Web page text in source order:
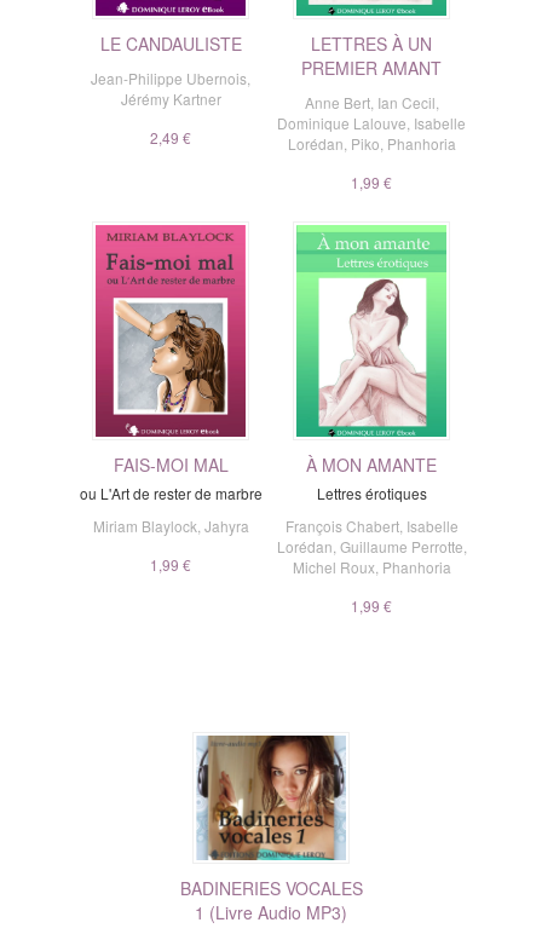
LE CANDAULISTE
Jean-Philippe Ubernois
Jérémy Kartner
2,49 €
LETTRES À UN
PREMIER AMANT
Anne Bert, Ian Cecil
Dominique Lalouve Isabelle
Lorédan Piko Phanhoria
1,99 €
FAIS-MOI MAL
ou L'Art de rester de marbre
Miriam Blaylock Jahyra
1,99 €
À MON AMANTE
Lettres érotiques
François Chabert, Isabelle
Lorédan Guillaume Perrotte
Michel Roux Phanhoria
1,99 €
BADINERIES VOCALES
1 (Livre Audio MP3)